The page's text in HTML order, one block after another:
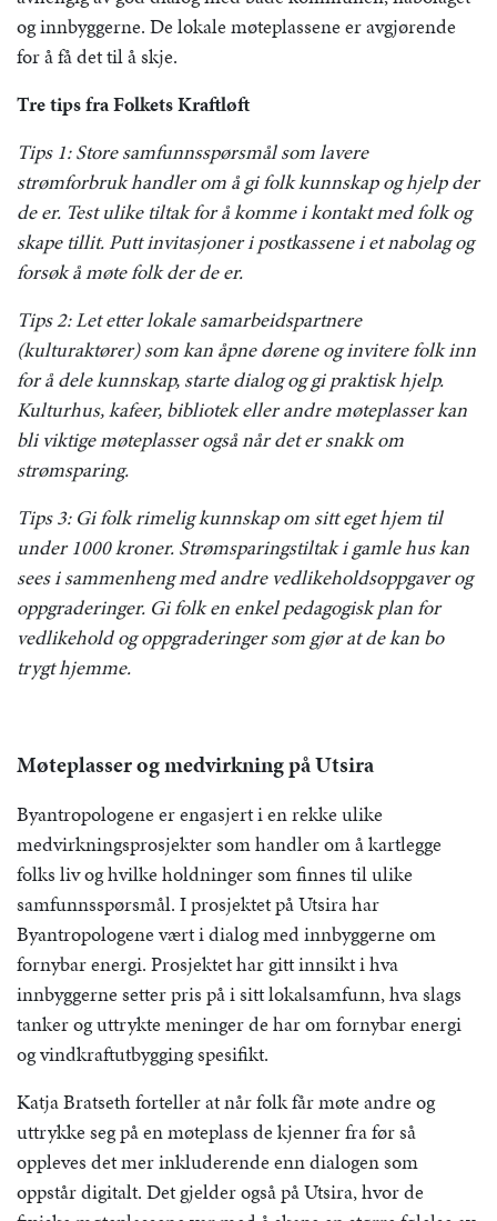
og innbyggerne. De lokale møteplassene er avgjørende
for å få det til å skje.
Tre tips fra Folkets Kraftløft
Tips 1: Store samfunnsspørsmål som lavere
strømforbruk handler om å gi folk kunnskap og hjelp der
de er. Test ulike tiltak for å komme i kontakt med folk og
skape tillit. Putt invitasjoner i postkassene i et nabolag og
forsøk å møte folk der de er.
Tips 2: Let etter lokale samarbeidspartnere
(kulturaktører) som kan åpne dørene og invitere folk inn
for å dele kunnskap, starte dialog og gi praktisk hjelp.
Kulturhus, kafeer, bibliotek eller andre møteplasser kan
bli viktige møteplasser også når det er snakk om
strømsparing.
Tips 3: Gi folk rimelig kunnskap om sitt eget hjem til
under 1000 kroner. Strømsparingstiltak i gamle hus kan
sees i sammenheng med andre vedlikeholdsoppgaver og
oppgraderinger. Gi folk en enkel pedagogisk plan for
vedlikehold og oppgraderinger som gjør at de kan bo
trygt hjemme.
Møteplasser og medvirkning på Utsira
Byantropologene er engasjert i en rekke ulike
medvirkningsprosjekter som handler om å kartlegge
folks liv og hvilke holdninger som finnes til ulike
samfunnsspørsmål. I prosjektet på Utsira har
Byantropologene vært i dialog med innbyggerne om
fornybar energi. Prosjektet har gitt innsikt i hva
innbyggerne setter pris på i sitt lokalsamfunn, hva slags
tanker og uttrykte meninger de har om fornybar energi
og vindkraftutbygging spesifikt.
Katja Bratseth forteller at når folk får møte andre og
uttrykke seg på en møteplass de kjenner fra før så
oppleves det mer inkluderende enn dialogen som
oppstår digitalt. Det gjelder også på Utsira, hvor de